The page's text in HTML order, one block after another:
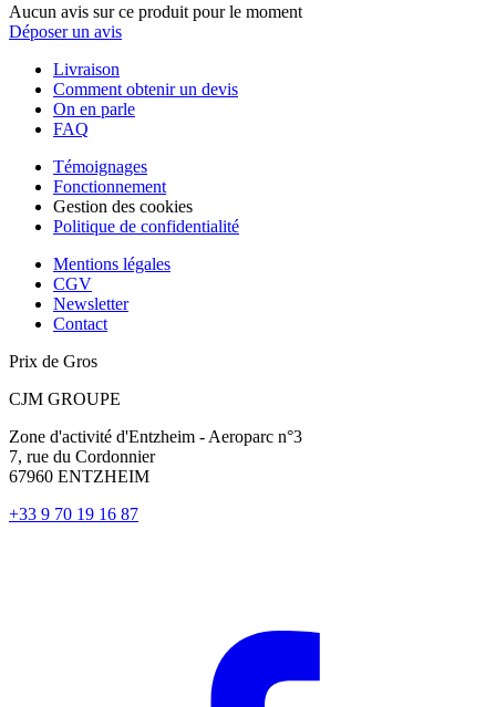
Aucun avis sur ce produit pour le moment
Déposer un avis
Livraison
Comment obtenir un devis
On en parle
FAQ
Témoignages
Fonctionnement
Gestion des cookies
Politique de confidentialité
Mentions légales
CGV
Newsletter
Contact
Prix de Gros
CJM GROUPE
Zone d'activité d'Entzheim - Aeroparc n°3
7, rue du Cordonnier
67960 ENTZHEIM
+33 9 70 19 16 87